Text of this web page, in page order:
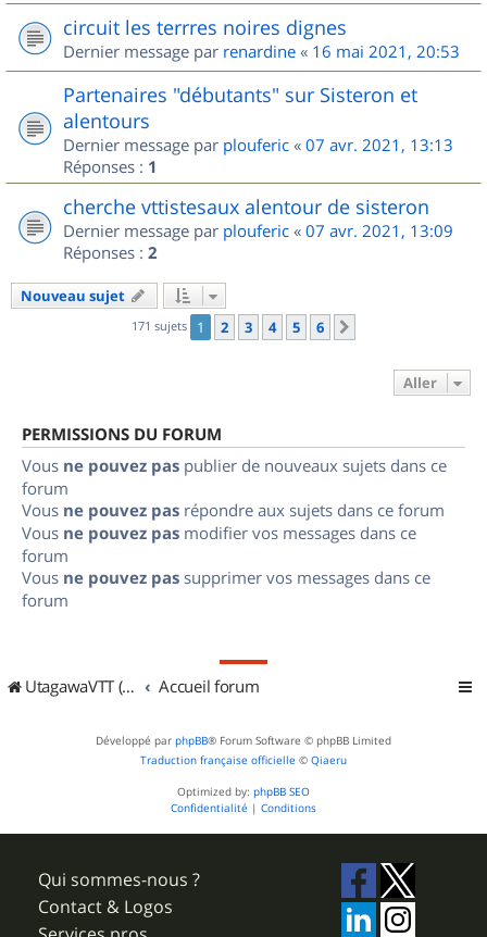
circuit les terrres noires dignes
Dernier message par renardine « 16 mai 2021, 20:53
Partenaires "débutants" sur Sisteron et
alentours
Dernier message par plouferic « 07 avr. 2021, 13:13
Réponses : 1
cherche vttistesaux alentour de sisteron
Dernier message par plouferic « 07 avr. 2021, 13:09
Réponses : 2
Nouveau sujet
171 sujets 1 2 3 4 5 6
Aller
PERMISSIONS DU FORUM
Vous ne pouvez pas publier de nouveaux sujets dans ce
forum
Vous ne pouvez pas répondre aux sujets dans ce forum
Vous ne pouvez pas modifier vos messages dans ce
forum
Vous ne pouvez pas supprimer vos messages dans ce
forum
UtagawaVTT (Randos VTT et VTTAE avec traces GPS) Accueil forum
Développé par phpBB® Forum Software © phpBB Limited
Traduction française officielle © Qiaeru
Optimized by: phpBB SEO
Confidentialité | Conditions
Qui sommes-nous ?
Contact & Logos